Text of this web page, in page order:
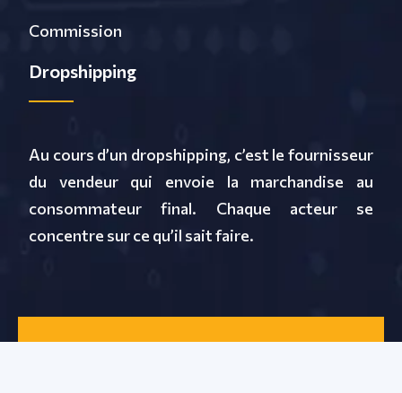
Commission
Dropshipping
Au cours d’un dropshipping, c’est le fournisseur
du vendeur qui envoie la marchandise au
consommateur final. Chaque acteur se
concentre sur ce qu’il sait faire.